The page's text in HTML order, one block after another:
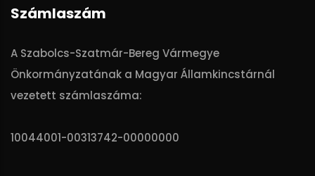
Számlaszám
A Szabolcs-Szatmár-Bereg Vármegye
Önkormányzatának a Magyar Államkincstárnál
vezetett számlaszáma:
10044001-00313742-00000000